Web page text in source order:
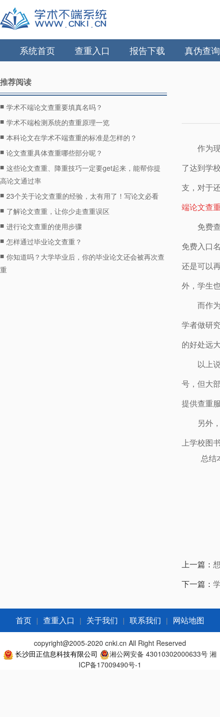
系统首页 查重入口 报告下载 真伪查询
推荐阅读
■ 学术不端论文查重要填真名吗？
■ 学术不端检测系统的查重原理一览
■ 本科论文在学术不端查重的标准是怎样的？
■ 论文查重具体查重哪些部分呢？
■ 这些论文查重、降重技巧一定要get起来，能帮你提
高论文通过率
■ 23个关于论文查重的经验，太有用了！写论文必看
■ 了解论文查重，让你少走查重误区
■ 进行论文查重的使用步骤
■ 怎样通过毕业论文查重？
■ 你知道吗？大学毕业后，你的毕业论文还会被再次查
重
作为
了达到学
支，对于
端论文查
免费
免费入口
还是可以
外，学生
而作
学者做研
的好处远
以上
号，但大
提供查重
另外
上学校图
总结
上一篇：
下一篇：
首页 | 查重入口 | 关于我们 | 联系我们 | 网站地图
copyright@2005-2020 cnki.cn All Right Reserved
长沙田正信息科技有限公司
湘公网安备 43010302000633号 湘
ICP备17009490号-1